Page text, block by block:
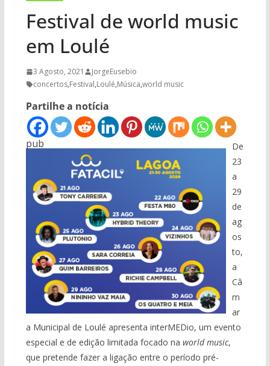
Festival de world music
em Loulé
3 Agosto, 2021
JorgeEusebio
concertos,Festival,Loulé,Música,world music
Partilhe a notícia
pub
De
23
a
29
de
ag
os
to,
a
Câ
m
ar
a Municipal de Loulé apresenta interMEDio, um evento
especial e de edição limitada focado na world music,
que pretende fazer a ligação entre o período pré-